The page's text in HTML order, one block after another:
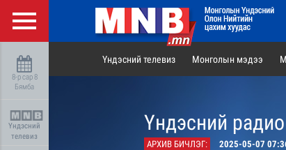
8-р сар 8
Бямба
Үндэсний
телевиз
Үндэсний телевиз Монголын мэдээ
Үндэсний
АРХИВ БИЧЛЭГ: 2025-05-07